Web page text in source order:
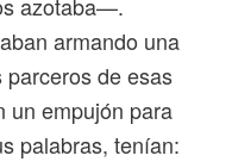
armando una
de esas
un empujón para
palabras, tenían: